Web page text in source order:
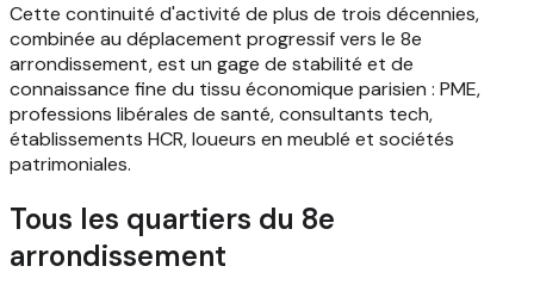
Cette continuité d'activité de plus de trois décennies,
combinée au déplacement progressif vers le 8e
arrondissement, est un gage de stabilité et de
connaissance fine du tissu économique parisien : PME,
professions libérales de santé, consultants tech,
établissements HCR, loueurs en meublé et sociétés
patrimoniales.
Tous les quartiers du 8e
arrondissement